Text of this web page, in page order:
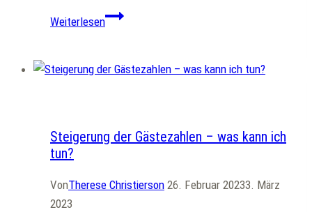
WeiterlesenWarum
Analyse
wichtig?
Steigerung der Gästezahlen – was kann ich
tun?
VonTherese Christierson 26. Februar 20233. März
2023